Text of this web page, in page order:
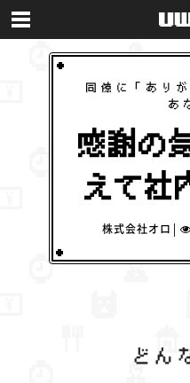
同僚に「あり
あ
感謝の
えて社
株式会社オロ